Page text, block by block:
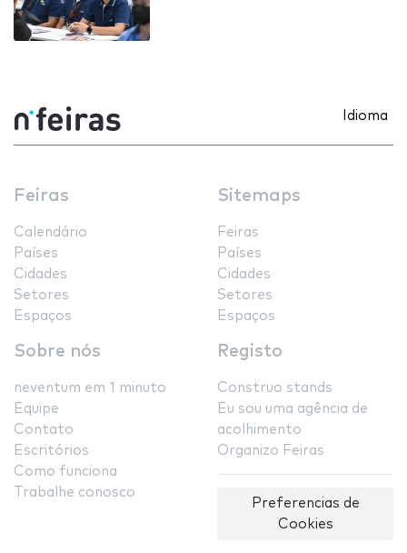
Idioma
Feiras
Calendário
Países
Cidades
Setores
Espaços
Sitemaps
Feiras
Países
Cidades
Setores
Espaços
Sobre nós
neventum em 1 minuto
Equipe
Contato
Escritórios
Como funciona
Trabalhe conosco
Registo
Construo stands
Eu sou uma agência de
acolhimento
Organizo Feiras
Preferencias de
Cookies